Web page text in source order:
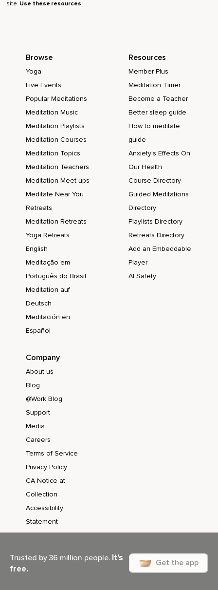
mettre ces sentiments de confiance,
Tu vas toucher ton genou gauche et tu vas y refléter cette
lumière qui brille en toi.
Et dans ton quotidien,
Je veux que quand tu manques de confiance,
Tu puisses toucher ton genou droit pour te rappeler de
Ces sentiments et que tu puisses les refaire vivre en toi.
Pareil,
Si tu manques un peu de joie,
De cette lumière qui brille à l'intérieur de toi,
Que tu puisses toucher avec ta main gauche ton genou
gauche afin de la rallumer,
De la faire briller en toi.
Maintenant,
Traverse la porte,
Tourne-toi face aux escaliers qui montent et nous allons
Deux,
Trois,
Cinq.
Maintenant,
Je veux que tu saches qu'une fois l'exercice sera fini,
avais dans cet endroit magique au quotidien.
Que tu te souviennes de ta main droite sur ton genou droit
Trusted by 36 million people. It’s
free.
Get the app
site. Use these resources
Browse
Yoga
Live Events
Popular Meditations
Meditation Music
Meditation Playlists
Meditation Courses
Meditation Topics
Meditation Teachers
Meditation Meet-ups
Meditate Near You
Retreats
Meditation Retreats
Yoga Retreats
English
Meditação em
Português do Brasil
Meditation auf
Deutsch
Meditación en
Español
Resources
Member Plus
Meditation Timer
Become a Teacher
Better sleep guide
How to meditate
guide
Anxiety's Effects On
Our Health
Course Directory
Guided Meditations
Directory
Playlists Directory
Retreats Directory
Add an Embeddable
Player
AI Safety
Company
About us
Blog
@Work Blog
Support
Media
Careers
Terms of Service
Privacy Policy
CA Notice at
Collection
Accessibility
Statement